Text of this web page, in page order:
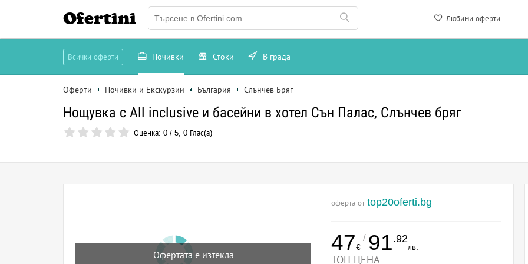
Любими оферти
Ofertini
Всички оферти Почивки Стоки В града
Оферти Почивки и Екскурзии България Слънчев Бряг
Нощувка с All inclusive и басейни в хотел Сън Палас, Слънчев бряг
Оценка: 0 / 5, 0 Глас(а)
Офертата е изтекла
оферта от top20oferti.bg
47€
/ 91.92
лв.
ТОП ЦЕНА